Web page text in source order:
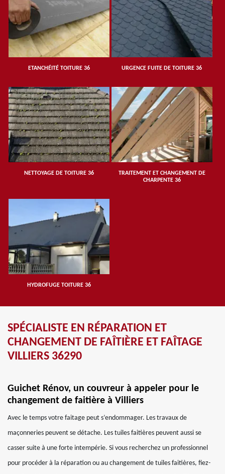
ETANCHÉITÉ TOITURE 36 URGENCE FUITE DE TOITURE 36
NETTOYAGE DE TOITURE 36
TRAITEMENT ET CHANGEMENT DE
CHARPENTE 36
HYDROFUGE TOITURE 36
SPÉCIALISTE EN RÉPARATION ET
CHANGEMENT DE FAÎTIÈRE ET FAÎTAGE
VILLIERS 36290
Guichet Rénov, un couvreur à appeler pour le
changement de faitière à Villiers
Avec le temps votre faitage peut s’endommager. Les travaux de
maçonneries peuvent se détache. Les tuiles faitières peuvent aussi se
casser suite à une forte intempérie. Si vous recherchez un professionnel
pour procéder à la réparation ou au changement de tuiles faitières, fiez-